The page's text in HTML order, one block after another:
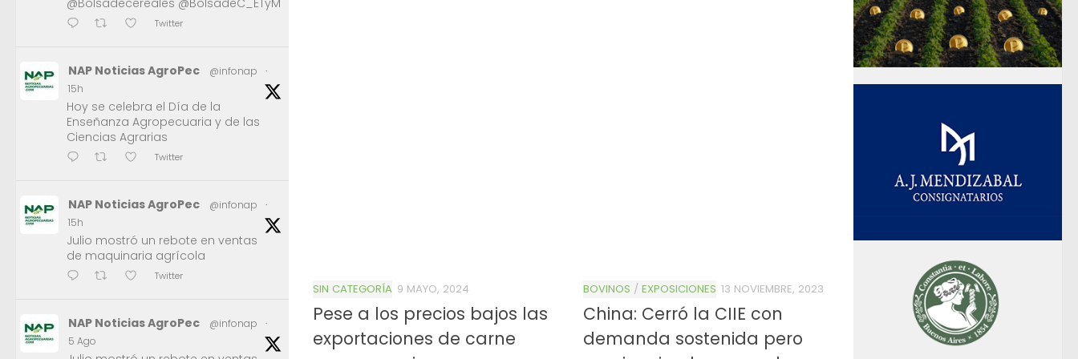
SIN CATEGORÍA 9 MAYO, 2024
Pese a los precios bajos las
exportaciones de carne
BOVINOS / EXPOSICIONES 13 NOVIEMBRE, 2023
China: Cerró la CIIE con
demanda sostenida pero
@Bolsadecereales @BolsadeC_ETyM
Twitter
NAP Noticias AgroPec @infonap
·
15h
Hoy se celebra el Día de la
Enseñanza Agropecuaria y de las
Ciencias Agrarias
Twitter
NAP Noticias AgroPec @infonap
·
15h
Julio mostró un rebote en ventas
de maquinaria agrícola
Twitter
NAP Noticias AgroPec @infonap
·
5 Ago